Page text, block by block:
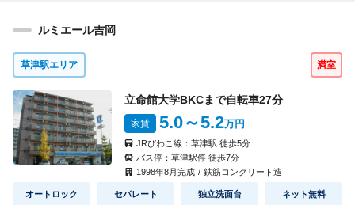
ルミエール吉岡
草津駅エリア 満室
立命館大学BKCまで自転車27分
家賃 5.0～5.2万円
JRびわこ線： 草津駅 徒歩5分
バス停： 草津駅停徒歩7分
1998年8月完成 / 鉄筋コンクリート造
オートロック セパレート 独立洗面台 ネット無料